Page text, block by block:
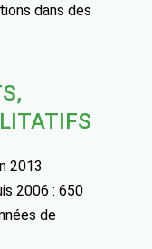
dans des
2013
2006 : 650
de